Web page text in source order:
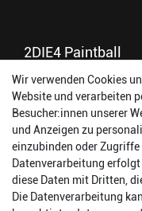
2DIE4 Paintball
56457 Westerburg
Reinhold-Ferger-
order@2die4-
0 26 63/ 9 68 69 37
Öffnungszeiten
Wir verwenden Cookies
Website und verarbeiten
Besucher:innen unserer
und Anzeigen zu
einzubinden oder
Datenverarbeitung
diese Daten mit Dritten,
Die Datenverarbeitung